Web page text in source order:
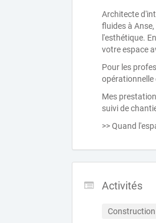
Architecte
fluides à
l'esthétique.
votre espace
Pour les
opérationnelle
Mes
suivi de
>> Quand
Activités
Construction